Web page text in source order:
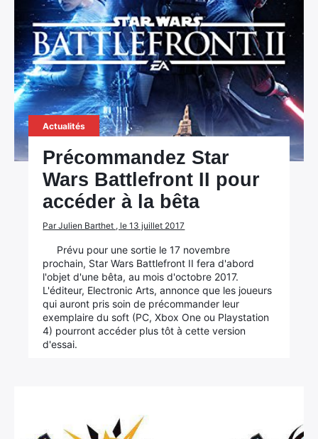
Actualités
Précommandez Star
Wars Battlefront II pour
accéder à la bêta
Par Julien Barthet , le 13 juillet 2017
Prévu pour une sortie le 17 novembre
prochain, Star Wars Battlefront II fera d'abord
l'objet d'une bêta, au mois d'octobre 2017.
L'éditeur, Electronic Arts, annonce que les joueurs
qui auront pris soin de précommander leur
exemplaire du soft (PC, Xbox One ou Playstation
4) pourront accéder plus tôt à cette version
d'essai.